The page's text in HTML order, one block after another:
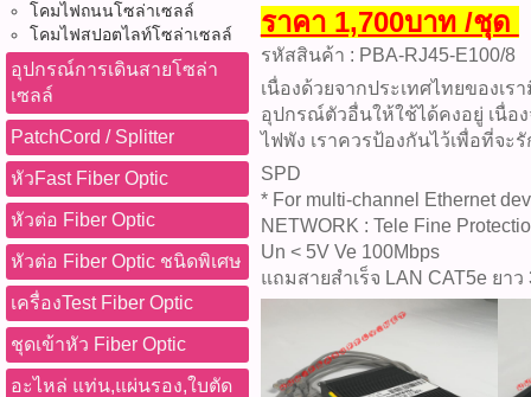
โคมไฟถนนโซล่าเซลล์
โคมไฟสปอตไลท์โซล่าเซลล์
อุปกรณ์การเดินสายโซล่า
เซลล์
PatchCord / Splitter
หัวFast Fiber Optic
หัวต่อ Fiber Optic
หัวต่อ Fiber Optic ชนิดพิเศษ
เครื่องTest Fiber Optic
ชุดเข้าหัว Fiber Optic
อะไหล่ แท่น,แผ่นรอง,ใบตัด
ราคา 1,700บาท /ชุด
รหัสสินค้า : PBA-RJ45-E100/8
เนื่องด้วยจากประเทศไทยของเ
อุปกรณ์ตัวอื่นให้ใช้ได้คงอยู่ เนื่อ
ไฟพัง เราควรป้องกันไว้เพื่อที่จ
SPD
* For multi-channel Ethernet
NETWORK : Tele Fine
Un < 5V Ve 100Mbps
แถมสายสำเร็จ LAN CAT5e ยาว